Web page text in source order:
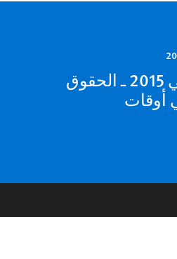
التقرير العالمي 2015 ـ الحقوق
أوقات